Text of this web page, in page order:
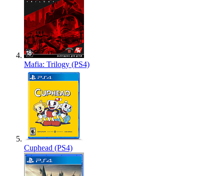
Mafia: Trilogy (PS4)
Cuphead (PS4)